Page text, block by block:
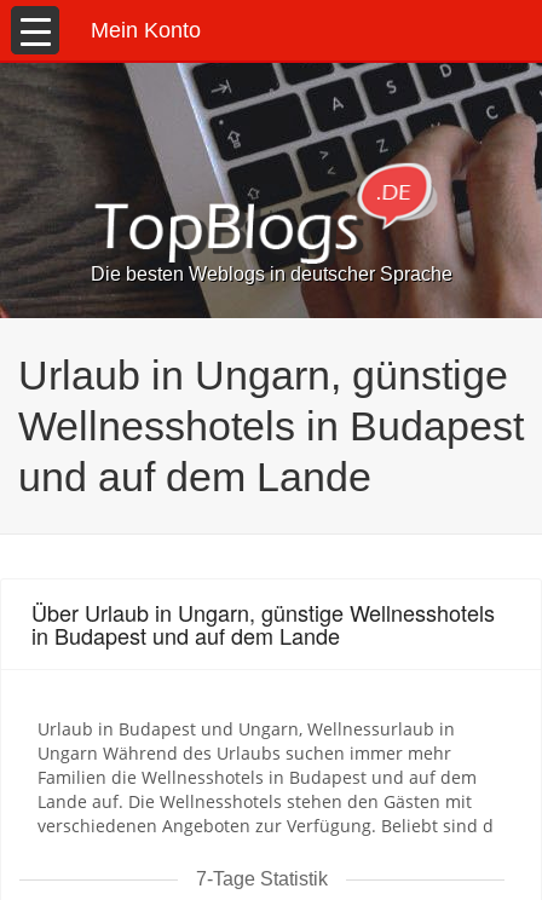
Mein Konto
Die besten Weblogs in deutscher Sprache
Urlaub in Ungarn, günstige
Wellnesshotels in Budapest
und auf dem Lande
Über Urlaub in Ungarn, günstige Wellnesshotels
in Budapest und auf dem Lande
Urlaub in Budapest und Ungarn, Wellnessurlaub in
Ungarn Während des Urlaubs suchen immer mehr
Familien die Wellnesshotels in Budapest und auf dem
Lande auf. Die Wellnesshotels stehen den Gästen mit
verschiedenen Angeboten zur Verfügung. Beliebt sind d
7-Tage Statistik